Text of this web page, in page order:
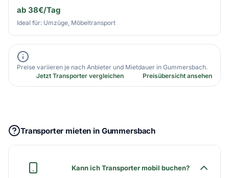
ab 38€/Tag
Ideal für: Umzüge, Möbeltransport
Preise variieren je nach Anbieter und Mietdauer in Gummersbach.
Jetzt Transporter vergleichen
Preisübersicht ansehen
Transporter mieten in Gummersbach
Kann ich Transporter mobil buchen?